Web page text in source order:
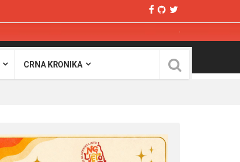
CRNA KRONIKA